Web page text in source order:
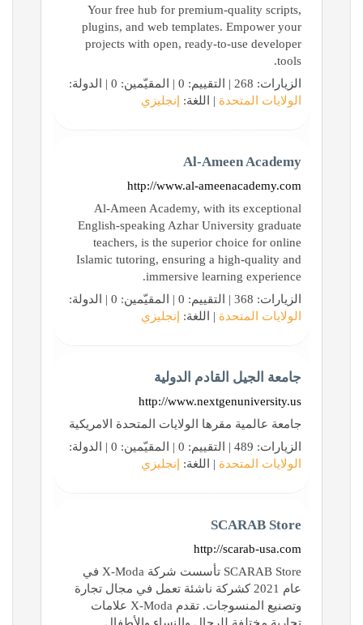
Your free hub for premium-quality scripts,
plugins, and web templates. Empower your
projects with open, ready-to-use developer
tools.
الزيارات: 268 | التقييم: 0 | المقيّمين: 0 | الدولة:
الولايات المتحدة | اللغة: إنجليزي
Al-Ameen Academy
http://www.al-ameenacademy.com
Al-Ameen Academy, with its exceptional
English-speaking Azhar University graduate
teachers, is the superior choice for online
Islamic tutoring, ensuring a high-quality and
immersive learning experience.
الزيارات: 368 | التقييم: 0 | المقيّمين: 0 | الدولة:
الولايات المتحدة | اللغة: إنجليزي
جامعة الجيل القادم الدولية
http://www.nextgenuniversity.us
جامعة عالمية مقرها الولايات المتحدة الامريكية
الزيارات: 489 | التقييم: 0 | المقيّمين: 0 | الدولة:
الولايات المتحدة | اللغة: إنجليزي
SCARAB Store
http://scarab-usa.com
SCARAB Store تأسست شركة X-Moda في
عام 2021 كشركة ناشئة تعمل في مجال تجارة
وتصنيع المنسوجات. تقدم X-Moda علامات